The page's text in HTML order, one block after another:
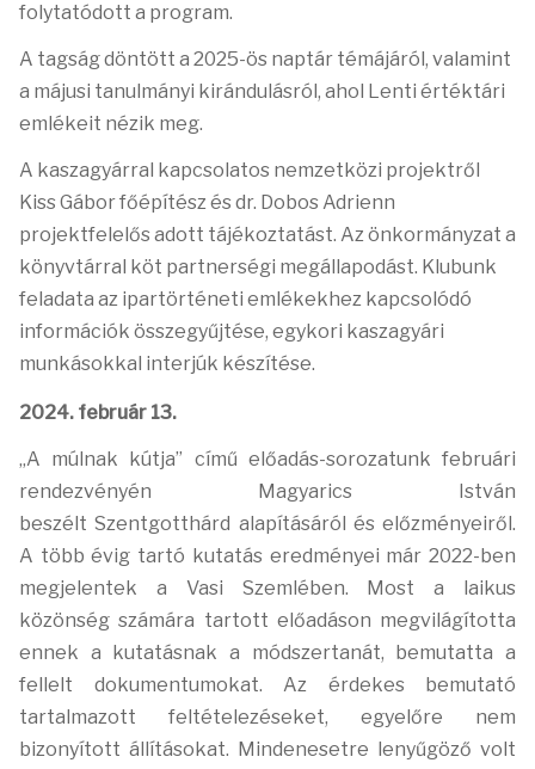
folytatódott a program.
A tagság döntött a 2025-ös naptár témájáról, valamint
a májusi tanulmányi kirándulásról, ahol Lenti értéktári
emlékeit nézik meg.
A kaszagyárral kapcsolatos nemzetközi projektről
Kiss Gábor főépítész és dr. Dobos Adrienn
projektfelelős adott tájékoztatást. Az önkormányzat a
könyvtárral köt partnerségi megállapodást. Klubunk
feladata az ipartörténeti emlékekhez kapcsolódó
információk összegyűjtése, egykori kaszagyári
munkásokkal interjúk készítése.
2024. február 13.
„A múlnak kútja” című előadás-sorozatunk februári
rendezvényén Magyarics István
beszéltSzentgotthárd alapításáról és előzményeiről.
A több évig tartó kutatás eredményei már 2022-ben
megjelentek a Vasi Szemlében. Most a laikus
közönség számára tartott előadáson megvilágította
ennek a kutatásnak a módszertanát, bemutatta a
fellelt dokumentumokat. Az érdekes bemutató
tartalmazott feltételezéseket, egyelőre nem
bizonyított állításokat. Mindenesetre lenyűgöző volt